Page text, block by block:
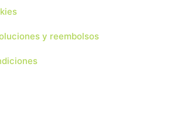
y reembolsos